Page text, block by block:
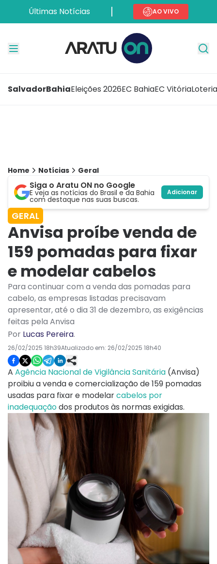
Últimas Notícias AO VIVO
SalvadorBahiaEleições 2026EC BahiaEC Vitória
Home Notícias Geral
Siga o Aratu ON no Google
E veja as notícias do Brasil e da Bahia
com destaque nas suas buscas.
Adicionar
GERAL
Anvisa proíbe venda de
159 pomadas para fixar
e modelar cabelos
Para continuar com a venda das pomadas para
cabelo, as empresas listadas precisavam
apresentar, até o dia 31 de dezembro, as exigências
feitas pela Anvisa
Por Lucas Pereira.
26/02/2025 18h39Atualizado em: 26/02/2025 18h40
A Agência Nacional de Vigilância Sanitária (Anvisa)
proibiu a venda e comercialização de 159 pomadas
usadas para fixar e modelarcabelos por
inadequaçãodos produtos às normas exigidas.